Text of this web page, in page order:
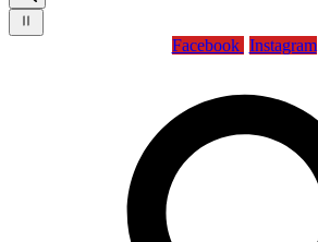
Facebook Instagram